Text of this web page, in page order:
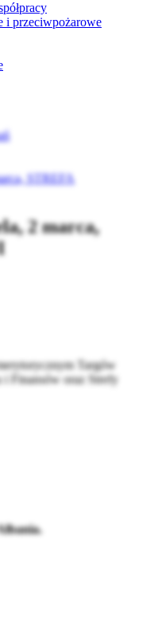
i przeciwpożarowe
STREFA
2 marca,
Targów
Finansów oraz Strefy